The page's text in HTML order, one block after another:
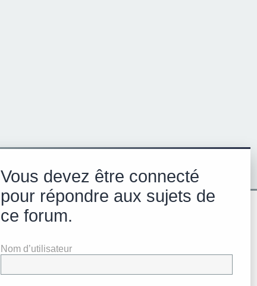
Vous devez être connecté
pour répondre aux sujets de
ce forum.
Nom d’utilisateur